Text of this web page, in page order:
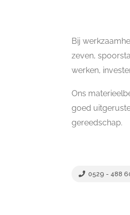
Bij
zeven,
werken,
Ons
goed
gereedschap.
0529 - 488